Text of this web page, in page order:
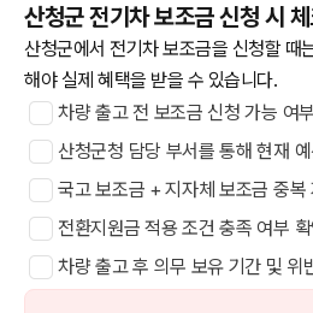
산청군 전기차 보조금 신청 시
산청군에서 전기차 보조금을 신청할 때
해야 실제 혜택을 받을 수 있습니다.
차량 출고 전 보조금 신청 가능 여
산청군청 담당 부서를 통해 현재
국고 보조금 + 지자체 보조금 중복
전환지원금 적용 조건 충족 여부
차량 출고 후 의무 보유 기간 및 위